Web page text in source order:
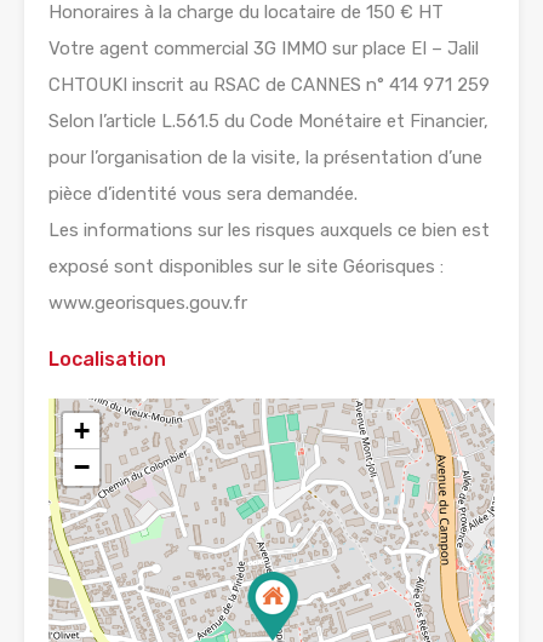
Honoraires à la charge du locataire de 150 € HT
Votre agent commercial 3G IMMO sur place EI – Jalil
CHTOUKI inscrit au RSAC de CANNES n° 414 971 259
Selon l’article L.561.5 du Code Monétaire et Financier,
pour l’organisation de la visite, la présentation d’une
pièce d’identité vous sera demandée.
Les informations sur les risques auxquels ce bien est
exposé sont disponibles sur le site Géorisques :
www.georisques.gouv.fr
Localisation
+
−